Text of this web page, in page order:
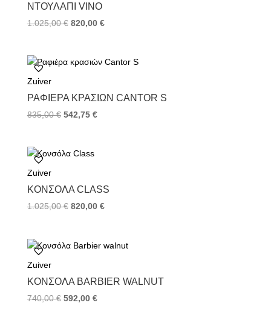
ΝΤΟΥΛΆΠΙ VINO
1.025,00€ 820,00 €
Zuiver
ΡΑΦΙΈΡΑ ΚΡΑΣΙΏΝ CANTOR S
835,00€ 542,75 €
Zuiver
ΚΟΝΣΌΛΑ CLASS
1.025,00€ 820,00 €
Zuiver
ΚΟΝΣΌΛΑ BARBIER WALNUT
740,00€ 592,00 €